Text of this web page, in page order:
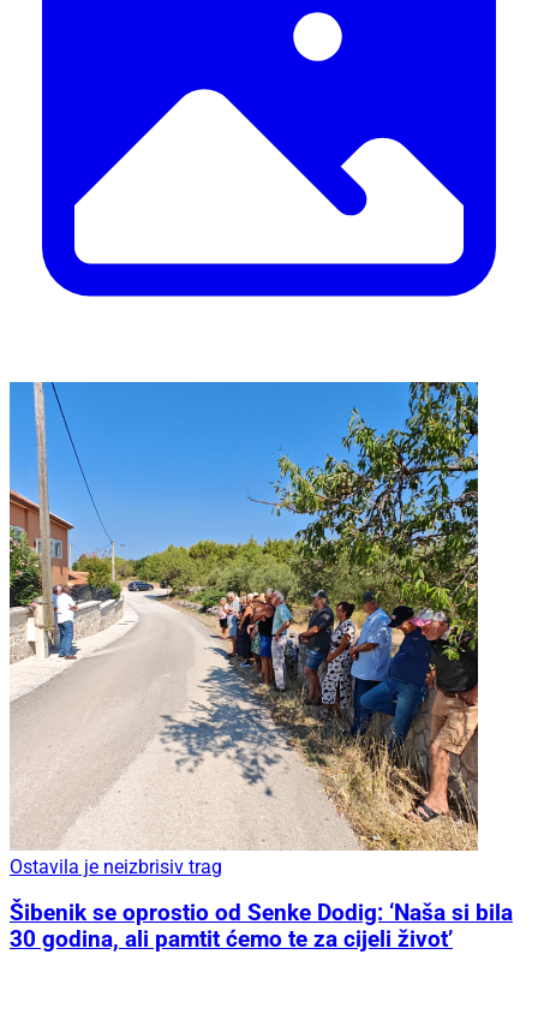
Ostavila je neizbrisiv trag
Šibenik se oprostio od Senke Dodig: ‘Naša si bila
30 godina, ali pamtit ćemo te za cijeli život’